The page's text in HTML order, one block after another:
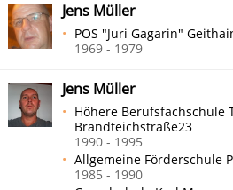
Jens Müller
POS "Juri Gagarin"
1969 - 1979
Jens Müller
Höhere Berufsfachschule
Brandteichstraße23
1990 - 1995
Allgemeine Förderschule
1985 - 1990